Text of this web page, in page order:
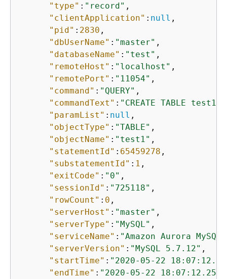
"type" : "record" ,
"clientApplication" : null ,
"pid" : 2830 ,
"dbUserName" : "master" ,
"databaseName" : "test" ,
"remoteHost" : "localhost" ,
"remotePort" : "11054" ,
"command" : "QUERY" ,
"commandText" : "CREATE TABLE
"paramList" : null ,
"objectType" : "TABLE" ,
"objectName" : "test1" ,
"statementId" : 65459278 ,
"substatementId" : 1 ,
"exitCode" : "0" ,
"sessionId" : "725118" ,
"rowCount" : 0 ,
"serverHost" : "master" ,
"serverType" : "MySQL" ,
"serviceName" : "Amazon Aurora MySQL"
"serverVersion" : "MySQL 5.7.12" ,
"startTime" : "2020-05-22
"endTime" : "2020-05-22